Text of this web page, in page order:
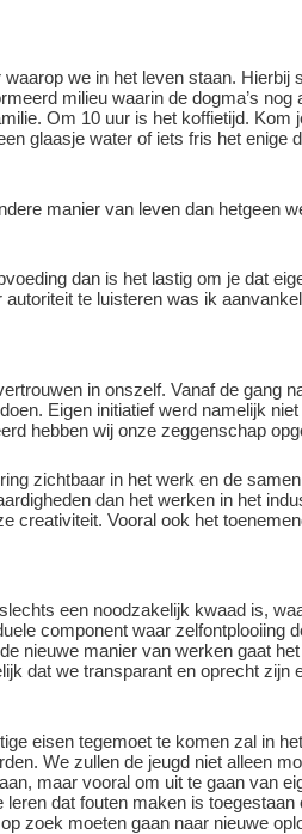
we in het leven staan. Hierbij
milieu waarin de dogma’s nog
Om 10 uur is het koffietijd. Kom
glaasje water of iets fris het enige
manier van leven dan hetgeen
dan is het lastig om je dat
te luisteren was ik
in onszelf. Vanaf de gang
Eigen initiatief werd namelijk
hebben wij onze zeggenschap
zichtbaar in het werk en de
dan het werken in het
creativiteit. Vooral ook het
een noodzakelijk kwaad is,
component waar zelfontplooiing
nieuwe manier van werken gaat
dat we transparant en oprecht zijn
eisen tegemoet te komen zal in
We zullen de jeugd niet alleen
maar vooral om uit te gaan van
leren dat fouten maken is
zoek moeten gaan naar nieuwe